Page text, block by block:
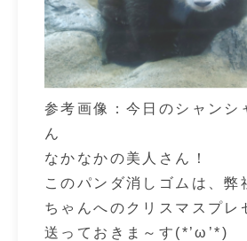
参考画像：今日のシャンシ
ん
なかなかの美人さん！
このパンダ消しゴムは、弊
ちゃんへのクリスマスプレ
送っておきま～す(*’ω’*)